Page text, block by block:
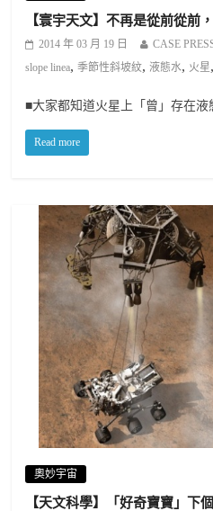
【寰宇天文】不再是從前從前
2014 年 03 月 19 日 CASE
slope linea,季節性斜坡紋,液態水, 火星,
■大家都知道火星上「曾」存在液
Read more
奧妙宇宙
【天文科學】「好奇寶寶」下